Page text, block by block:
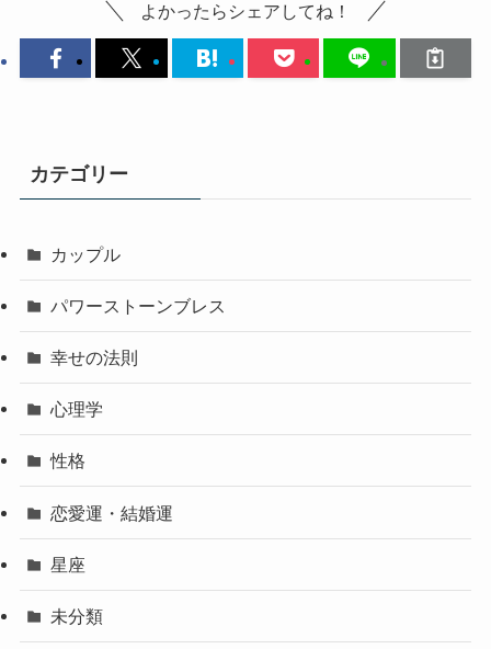
よかったらシェアしてね！
カテゴリー
カップル
パワーストーンブレス
幸せの法則
心理学
性格
恋愛運・結婚運
星座
未分類